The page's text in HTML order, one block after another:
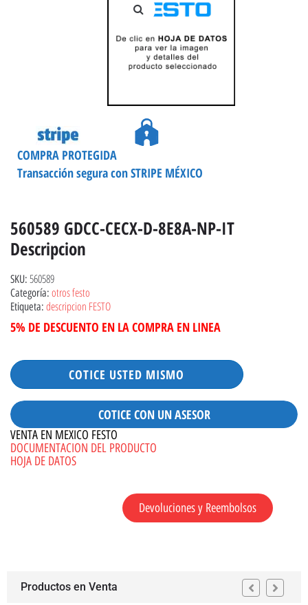
Transacción segura con STRIPE MÉXICO
COMPRA PROTEGIDA
560589 GDCC-CECX-D-8E8A-NP-IT
Descripcion
SKU: 560589
Categoría: otros festo
Etiqueta: descripcion FESTO
5% DE DESCUENTO EN LA COMPRA EN LINEA
COTICE USTED MISMO
COTICE CON UN ASESOR
VENTA EN MEXICO FESTO
DOCUMENTACION DEL PRODUCTO
HOJA DE DATOS
Devoluciones y Reembolsos
Productos en Venta